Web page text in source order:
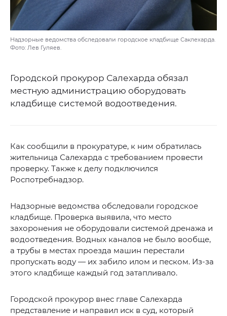
Надзорные ведомства обследовали городское кладбище Саклехарда.
Фото: Лев Гуляев.
Городской прокурор Салехарда обязал
местную администрацию оборудовать
кладбище системой водоотведения.
Как сообщили в прокуратуре, к ним обратилась
жительница Салехарда с требованием провести
проверку. Также к делу подключился
Роспотребнадзор.
Надзорные ведомства обследовали городское
кладбище. Проверка выявила, что место
захоронения не оборудовали системой дренажа и
водоотведения. Водных каналов не было вообще,
а трубы в местах проезда машин перестали
пропускать воду — их забило илом и песком. Из-за
этого кладбище каждый год затапливало.
Городской прокурор внес главе Салехарда
представление и направил иск в суд, который